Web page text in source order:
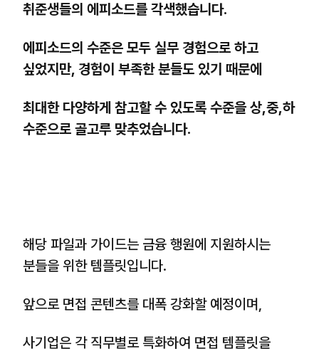
취준생들의 에피소드를 각색했습니다.
에피소드의 수준은 모두 실무 경험으로 하고
싶었지만, 경험이 부족한 분들도 있기 때문에
최대한 다양하게 참고할 수 있도록 수준을 상,중,하
수준으로 골고루 맞추었습니다.
해당 파일과 가이드는 금융 행원에 지원하시는
분들을 위한 템플릿입니다.
앞으로 면접 콘텐츠를 대폭 강화할 예정이며,
사기업은 각 직무별로 특화하여 면접 템플릿을